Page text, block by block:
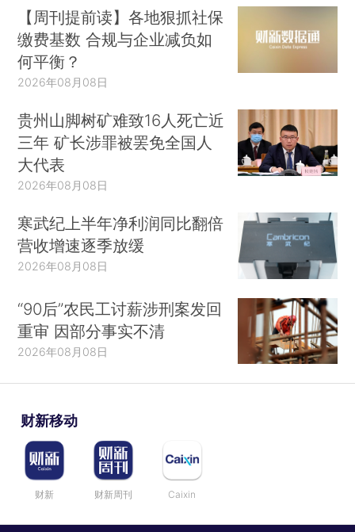
【周刊提前读】各地狠抓社保
缴费基数 合规与企业减负如
何平衡？
2026年08月08日
贵州山脚树矿难致16人死亡近
三年 矿长涉罪被罢免全国人
大代表
2026年08月08日
寒武纪上半年净利润同比翻倍
营收增速逐季放缓
2026年08月08日
“90后”农民工讨薪涉刑案发回
重审 因部分事实不清
2026年08月08日
财新移动
财新 财新周刊 Caixin